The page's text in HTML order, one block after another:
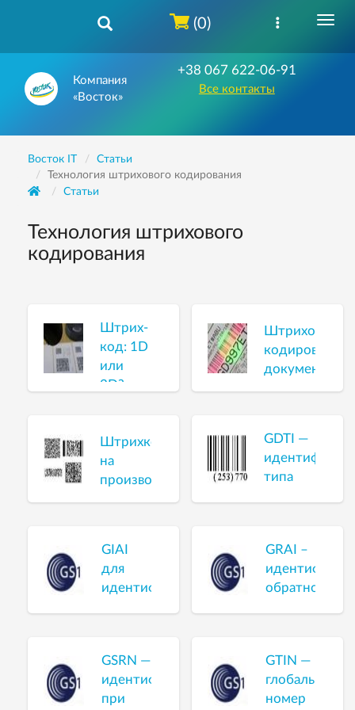
Компания
«Восток»
+38 067 622-06-91
Все контакты
(0)
Восток IT
Статьи
Технология штрихового кодирования
Статьи
Технология штрихового
кодирования
Штрих-
код: 1D
или
2D?
Штриховое
кодирование
документов
Штрихкодирование
на
производстве
GDTI —
типа
GIAI
для
идентификации
GRAI –
обратного
GSRN —
идентификация
при
GTIN —
глобальный
номер